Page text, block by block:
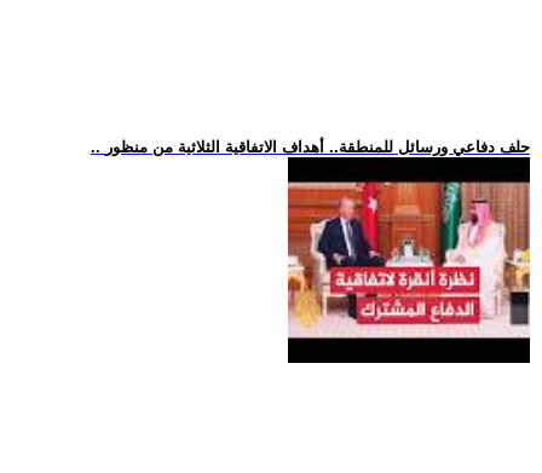
.. حلف دفاعي ورسائل للمنطقة.. أهداف الاتفاقية الثلاثية من منظور